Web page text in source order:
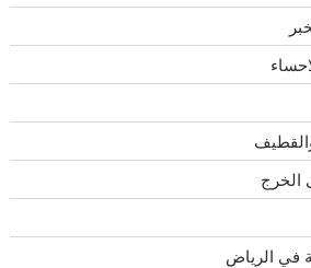
الخرج
في الرياض